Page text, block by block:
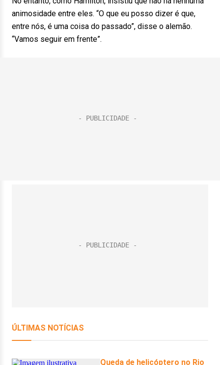
animosidade entre eles. “O que eu posso dizer é que,
entre nós, é uma coisa do passado”, disse o alemão.
“Vamos seguir em frente”.